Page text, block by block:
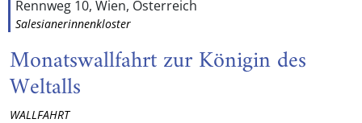
Rennweg 10, Wien, Österreich
Salesianerinnenkloster
Monatswallfahrt zur Königin des
Weltalls
WALLFAHRT